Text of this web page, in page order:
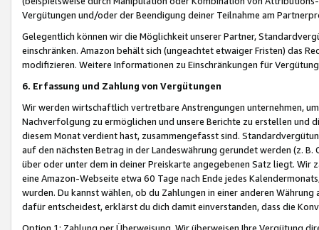
Vergütungen und/oder der Beendigung deiner Teilnahme am
Gelegentlich können wir die Möglichkeit unserer Partner,
einschränken. Amazon behält sich (ungeachtet etwaiger Fristen) das
modifizieren. Weitere Informationen zu Einschränkungen für
6. Erfassung und Zahlung von Vergütungen
Wir werden wirtschaftlich vertretbare Anstrengungen unternehmen,
Nachverfolgung zu ermöglichen und unsere Berichte zu erstellen und
diesem Monat verdient hast, zusammengefasst sind.
auf den nächsten Betrag in der Landeswährung gerundet werden (z.
über oder unter dem in deiner Preiskarte angegebenen Satz liegt.
eine Amazon-Webseite etwa 60 Tage nach Ende jedes
wurden. Du kannst wählen, ob du Zahlungen in einer anderen
dafür entscheidest, erklärst du dich damit einverstanden, dass die
Option 1: Zahlung per Überweisung. Wir überweisen Ihre Vergütung